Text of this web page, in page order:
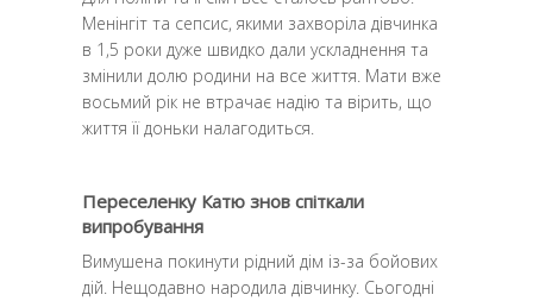
Менінгіт та сепсис, якими захворіла дівчинка
в 1,5 роки дуже швидко дали ускладнення та
змінили долю родини на все життя. Мати вже
восьмий рік не втрачає надію та вірить, що
життя її доньки налагодиться.
Переселенку Катю знов спіткали
випробування
Вимушена покинути рідний дім із-за бойових
дій. Нещодавно народила дівчинку. Сьогодні